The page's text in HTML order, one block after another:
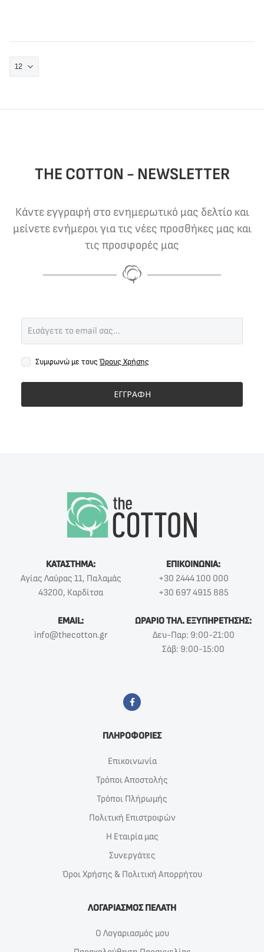
THE COTTON - NEWSLETTER
Κάντε εγγραφή στο ενημερωτικό μας δελτίο και
μείνετε ενήμεροι για τις νέες προσθήκες μας και
τις προσφορές μας
Συμφωνώ με τους Όρους Χρήσης
ΕΓΓΡΑΦΗ
ΚΑΤΑΣΤΗΜΑ:
Αγίας Λαύρας 11, Παλαμάς
43200, Καρδίτσα
ΕΠΙΚΟΙΝΩΝΙΑ:
+30 2444 100 000
+30 697 4915 885
EMAIL:
info@thecotton.gr
ΩΡΑΡΙΟ ΤΗΛ. ΕΞΥΠΗΡΕΤΗΣΗΣ:
Δευ-Παρ: 9:00-21:00
Σάβ: 9:00-15:00
ΠΛΗΡΟΦΟΡΙΕΣ
Επικοινωνία
Τρόποι Αποστολής
Τρόποι Πλήρωμής
Πολιτική Επιστροφών
Η Εταιρία μας
Συνεργάτες
Όροι Χρήσης & Πολιτική Απορρήτου
ΛΟΓΑΡΙΑΣΜΟΣ ΠΕΛΑΤΗ
Ο Λογαριασμός μου